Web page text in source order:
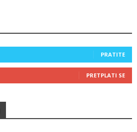
PRATITE
PRETPLATI SE